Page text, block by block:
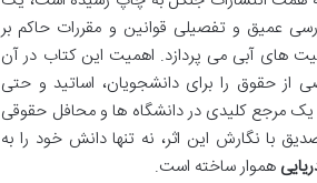
عمیق و تفصیلی قوانین و مقررات حاکم بر
های آبی می پردازد. اهمیت این کتاب در آن
حقوق را برای دانشجویان، اساتید و حتی
مرجع کلیدی در دانشگاه ها و محافل حقوقی
با نگارش این اثر، نه تنها دانش خود را به
هموار ساخته است.